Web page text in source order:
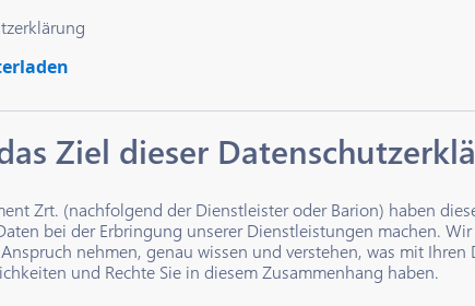
Ziel dieser
Zrt. (nachfolgend der Dienstleister oder Barion) haben
bei der Erbringung unserer Dienstleistungen machen.
nehmen, genau wissen und verstehen, was mit
und Rechte Sie in diesem Zusammenhang haben.